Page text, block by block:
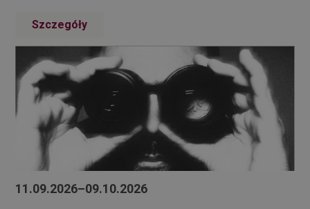
Szczegóły
11.09.2026–09.10.2026